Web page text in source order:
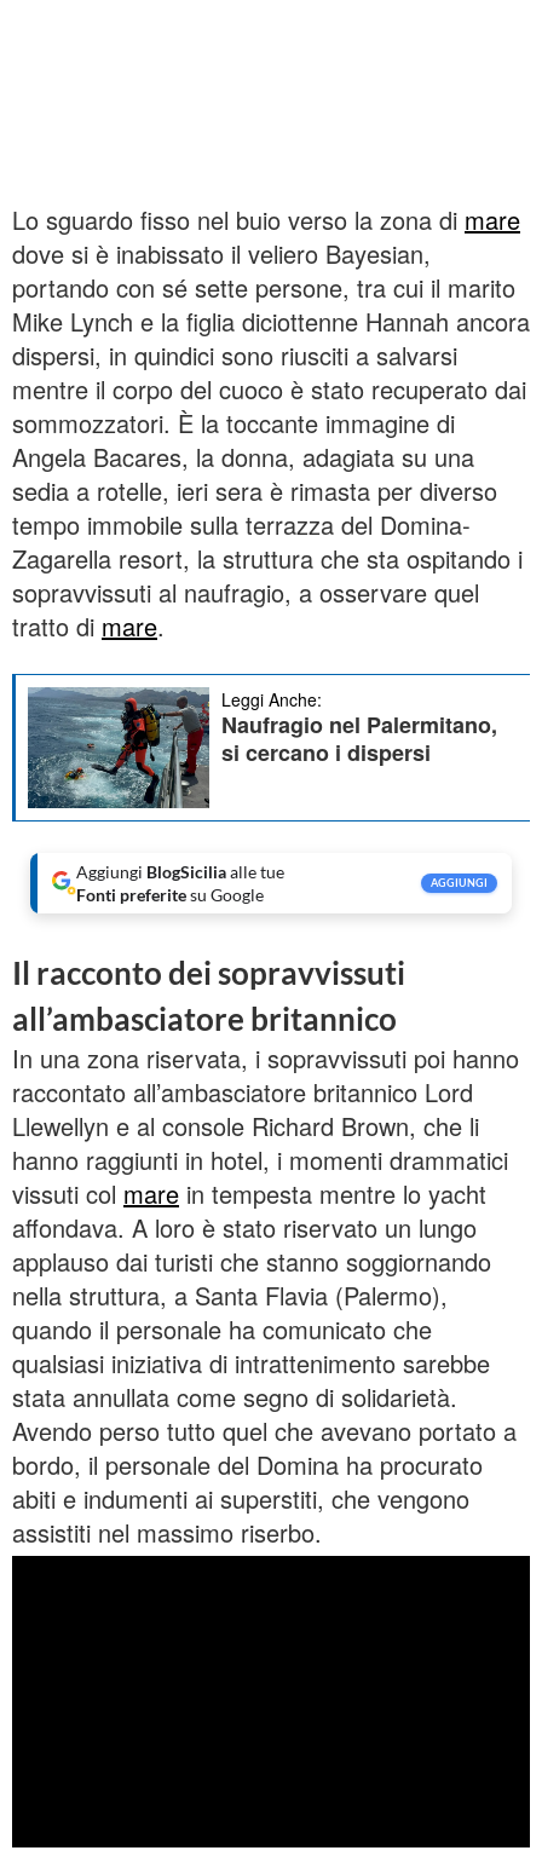
Lo sguardo fisso nel buio verso la zona di mare
dove si è inabissato il veliero Bayesian,
portando con sé sette persone, tra cui il marito
Mike Lynch e la figlia diciottenne Hannah ancora
dispersi, in quindici sono riusciti a salvarsi
mentre il corpo del cuoco è stato recuperato dai
sommozzatori. È la toccante immagine di
Angela Bacares, la donna, adagiata su una
sedia a rotelle, ieri sera è rimasta per diverso
tempo immobile sulla terrazza del Domina-
Zagarella resort, la struttura che sta ospitando i
sopravvissuti al naufragio, a osservare quel
tratto di mare.
Leggi Anche:
Naufragio nel Palermitano,
si cercano i dispersi
Aggiungi BlogSiciliaalle tue
Fonti preferitesu Google
AGGIUNGI
Il racconto dei sopravvissuti
all’ambasciatore britannico
In una zona riservata, i sopravvissuti poi hanno
raccontato all’ambasciatore britannico Lord
Llewellyn e al console Richard Brown, che li
hanno raggiunti in hotel, i momenti drammatici
vissuti col mare in tempesta mentre lo yacht
affondava. A loro è stato riservato un lungo
applauso dai turisti che stanno soggiornando
nella struttura, a Santa Flavia (Palermo),
quando il personale ha comunicato che
qualsiasi iniziativa di intrattenimento sarebbe
stata annullata come segno di solidarietà.
Avendo perso tutto quel che avevano portato a
bordo, il personale del Domina ha procurato
abiti e indumenti ai superstiti, che vengono
assistiti nel massimo riserbo.